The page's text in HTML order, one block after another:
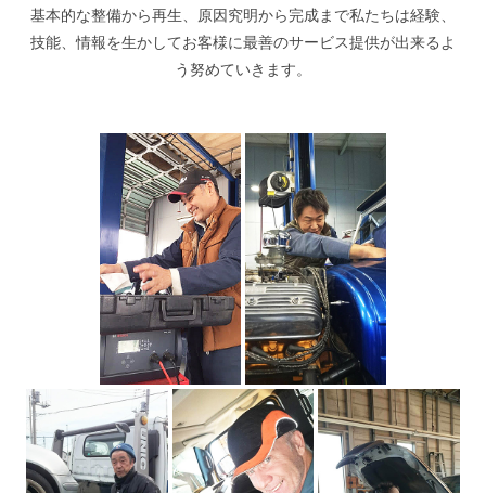
基本的な整備から再生、原因究明から完成まで私たちは経験、
技能、情報を生かしてお客様に最善のサービス提供が出来るよ
う努めていきます。